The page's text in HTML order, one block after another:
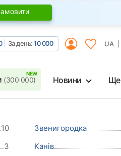
За день:10 000 UA
(300 000) Новини Ще
10 Звенигородка
3 Канів